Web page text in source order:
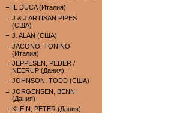
IL DUCA (Италия)
J & J ARTISAN PIPES
(США)
J. ALAN (США)
JACONO, TONINO
(Италия)
JEPPESEN, PEDER /
NEERUP (Дания)
JOHNSON, TODD (США)
JORGENSEN, BENNI
(Дания)
KLEIN, PETER (Дания)